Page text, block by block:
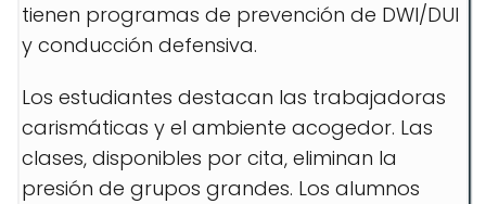
tienen programas de prevención de DWI/DUI
y conducción defensiva.
Los estudiantes destacan las trabajadoras
carismáticas y el ambiente acogedor. Las
clases, disponibles por cita, eliminan la
presión de grupos grandes. Los alumnos